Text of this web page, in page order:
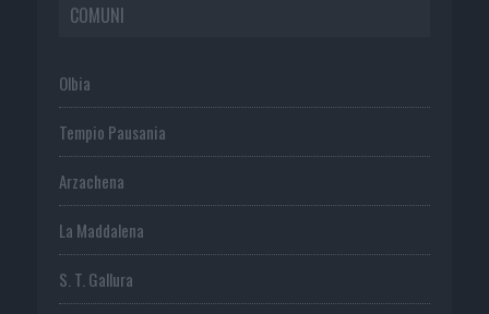
COMUNI
Olbia
Tempio Pausania
Arzachena
La Maddalena
S. T. Gallura